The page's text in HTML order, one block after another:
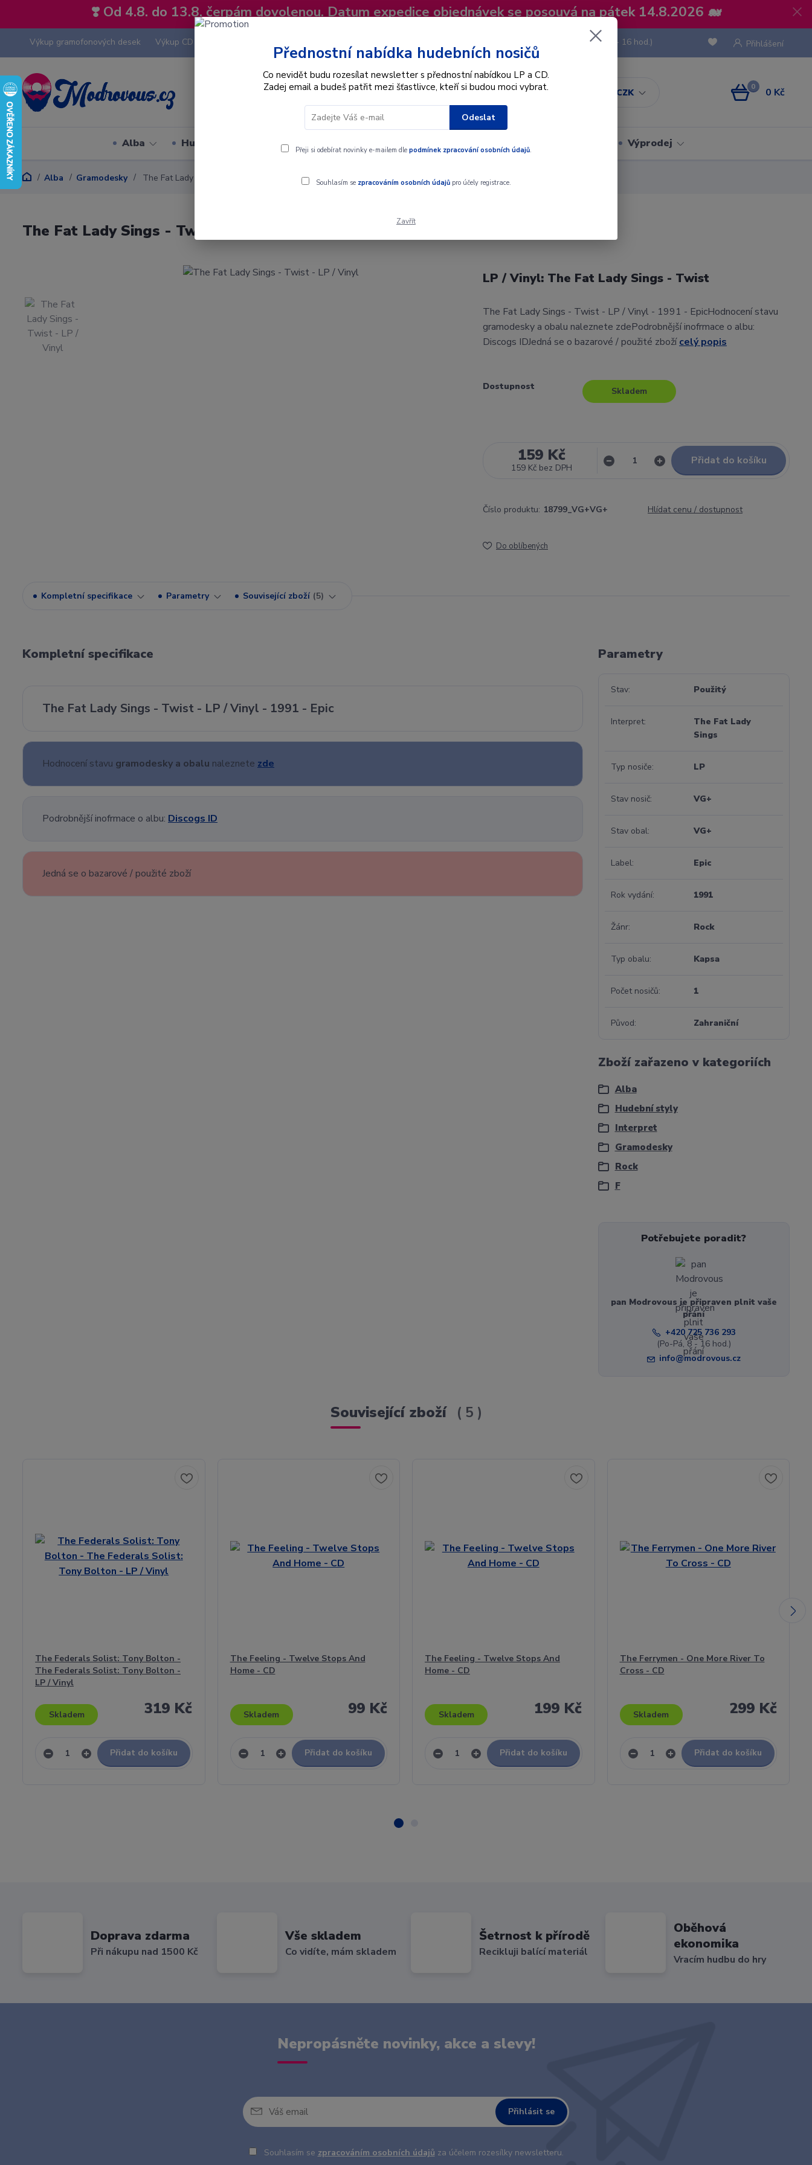
❣️ Od 4.8. do 13.8. čerpám dovolenou. Datum expedice objednávek se posouvá na pátek 14.8.2026 🐋
Výkup gramofonových desek Výkup CD
CZK
Přihlášení
Hledat
(Po-Pá, 8 - 16 hod.)
0 0 Kč
Alba Hudební styly Interpret Dárkové poukazy Výprodej
Alba Gramodesky The Fat Lady Sings - Twist - LP / Vinyl
The Fat Lady Sings - Twist - LP / Vinyl
LP / Vinyl: The Fat Lady Sings - Twist
The Fat Lady Sings - Twist - LP / Vinyl - 1991 - EpicHodnocení stavu
gramodesky a obalu naleznete zdePodrobnější inofrmace o albu:
Discogs IDJedná se o bazarové / použité zbožícelý popis
Dostupnost Skladem
159 Kč
159 Kč bez DPH
Přidat do košíku
Číslo produktu: 18799_VG+VG+ Hlídat cenu / dostupnost
Do oblíbených
Kompletní specifikace Parametry Související zboží 5
Kompletní specifikace
The Fat Lady Sings - Twist - LP / Vinyl - 1991 - Epic
Hodnocení stavu gramodesky a obalu naleznete zde
Podrobnější inofrmace o albu: Discogs ID
Jedná se o bazarové / použité zboží
Parametry
Stav Použitý
Interpret
The Fat Lady
Sings
Typ nosiče LP
Stav nosič VG+
Stav obal VG+
Label Epic
Rok vydání 1991
Žánr Rock
Typ obalu Kapsa
Počet nosičů 1
Původ Zahraniční
Zboží zařazeno v kategoriích
Alba
Hudební styly
Interpret
Gramodesky
Rock
F
Potřebujete poradit?
pan Modrovous je připraven plnit vaše
přání
+420 725 736 293
(Po-Pá, 8 - 16 hod.)
info@modrovous.cz
Související zboží 5
The Federals Solist: Tony Bolton -
The Federals Solist: Tony Bolton -
LP / Vinyl
319 Kč
Skladem
Přidat do košíku
The Feeling - Twelve Stops And
Home - CD
99 Kč
Skladem
Přidat do košíku
The Feeling - Twelve Stops And
Home - CD
199 Kč
Skladem
Přidat do košíku
The Ferrymen - One More River To
Cross - CD
299 Kč
Skladem
Přidat do košíku
Doprava zdarma
Při nákupu nad 1500 Kč
Vše skladem
Co vidíte, mám skladem
Šetrnost k přírodě
Recikluji balící materiál
Oběhová
ekonomika
Vracím hudbu do hry
Nepropásněte novinky, akce a slevy!
Přihlásit se
Souhlasím se zpracováním osobních údajů za účelem rozesílky newsletteru.
Přednostní nabídka hudebních nosičů
Co nevidět budu rozesílat newsletter s přednostní nabídkou LP a CD.
Zadej email a budeš patřit mezi šťastlivce, kteří si budou moci vybrat.
Odeslat
Přeji si odebírat novinky e-mailem dle podmínek zpracování osobních údajů.
Souhlasím se zpracováním osobních údajůpro účely registrace.
Zavřít